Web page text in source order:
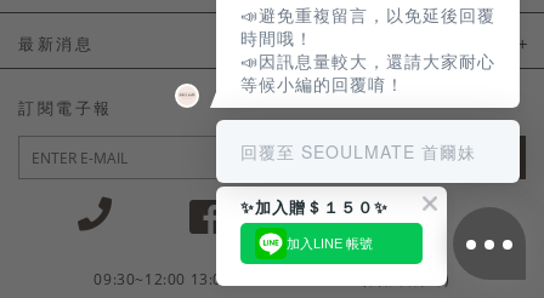
會員常見問題
訂單常見問題
商品售後服務
電子發票
門市資訊
最新消息
LINE官方會員活動
訂閱電子報
JOIN
09:30~12:00 13:00~18:30 / Mon - Fri(例假日除外)
✨加入贈＄１５０✨
加入LINE 帳號
📣避免重複留言，以免延後回覆
時間哦！
📣因訊息量較大，還請大家耐心
等候小編的回覆唷！
回覆至 SEOULMATE 首爾妹